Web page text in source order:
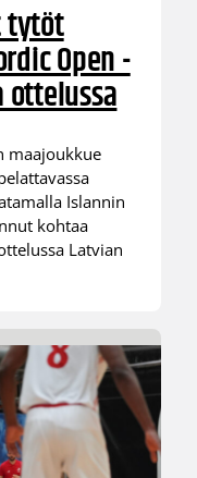
tytöt
Open -
ottelussa
maajoukkue
Islannin
kohtaa
Latvian